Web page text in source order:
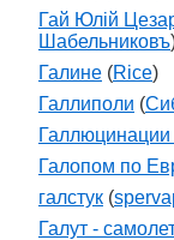
Гай Юлiй
Шабельниковъ
Галине (Rice)
Галлиполи (
Галлюцинации
Галопом по
галстук (
Галут -